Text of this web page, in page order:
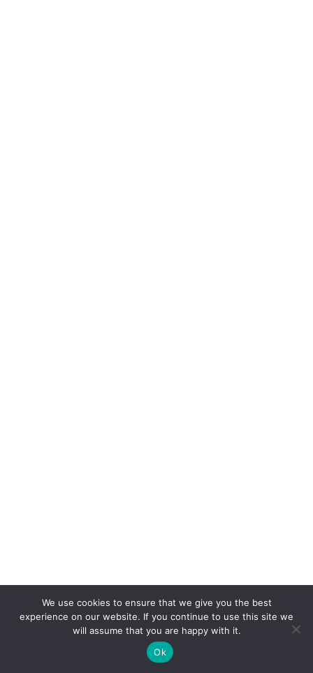
We use cookies to ensure that we give you the best
experience on our website. If you continue to use this site we
will assume that you are happy with it.
Ok